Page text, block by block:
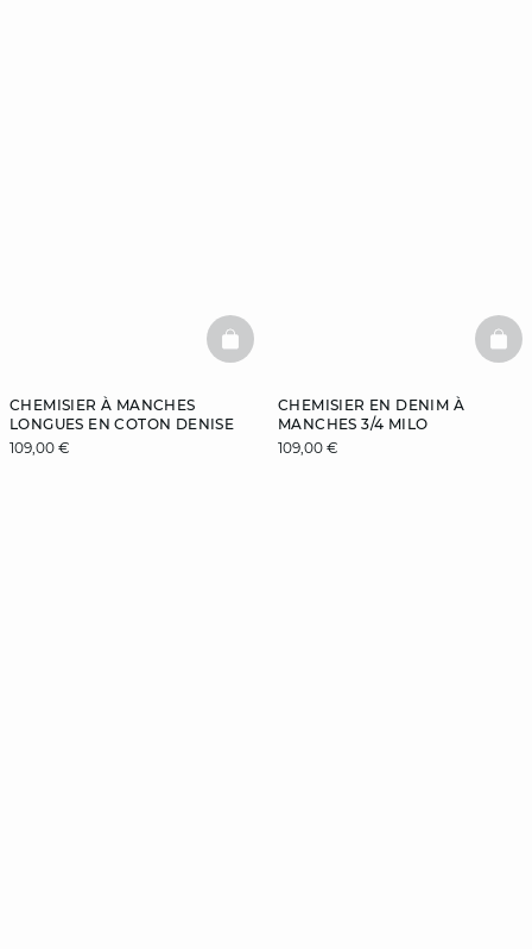
CHEMISIER À MANCHES
LONGUES EN COTON DENISE
109,00 €
BASKETFULL
CHEMISIER EN DENIM À
MANCHES 3/4 MILO
109,00 €